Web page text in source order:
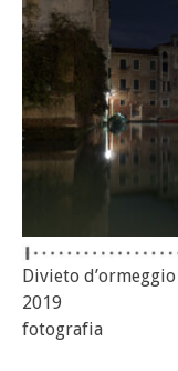
Divieto d’ormeggio
2019
fotografia